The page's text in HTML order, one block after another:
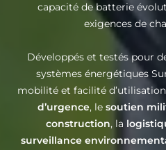
capacité de batterie
exigences de
Développés et testés pour
systèmes énergétiques
mobilité et facilité
d’urgence, le soutien
construction, la
surveillance